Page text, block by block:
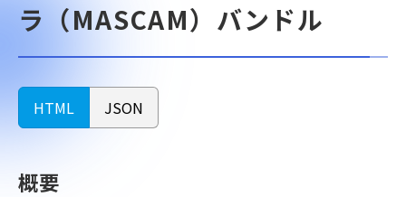
ラ（MASCAM）バンドル
HTML JSON
概要